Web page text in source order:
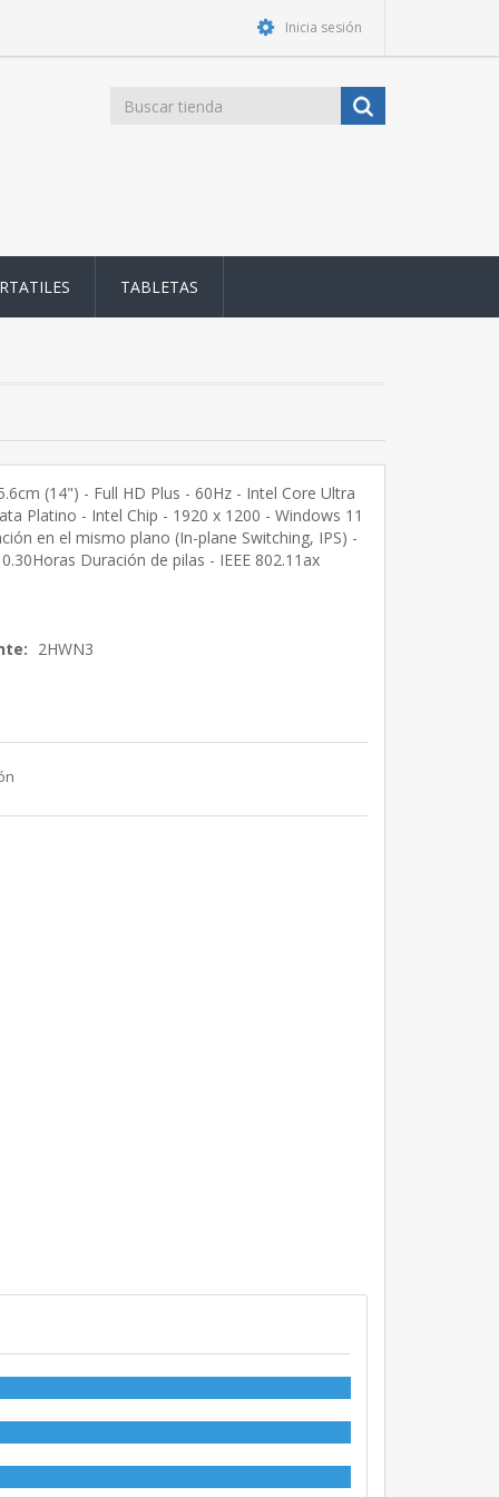
Inicia sesión
TABLETAS
(14") - Full HD Plus - 60Hz - Intel Core Ultra
Platino - Intel Chip - 1920 x 1200 - Windows 11
en el mismo plano (In-plane Switching, IPS) -
Duración de pilas - IEEE 802.11ax
2HWN3